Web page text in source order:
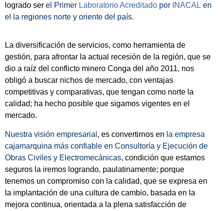
logrado ser el Primer Laboratorio Acreditado por INACAL en
el la regiones norte y oriente del país.
La diversificación de servicios, como herramienta de
gestión, para afrontar la actual recesión de la región, que se
dio a raíz del conflicto minero Conga del año 2011, nos
obligó a buscar nichos de mercado, con ventajas
competitivas y comparativas, que tengan como norte la
calidad; ha hecho posible que sigamos vigentes en el
mercado.
Nuestra visión empresarial , es convertirnos en la empresa
cajamarquina más confiable en Consultoría y Ejecución de
Obras Civiles y Electromecánicas, condición que estamos
seguros la iremos logrando, paulatinamente; porque
tenemos un compromiso con la calidad, que se expresa en
la implantación de una cultura de cambio, basada en la
mejora continua, orientada a la plena satisfacción de